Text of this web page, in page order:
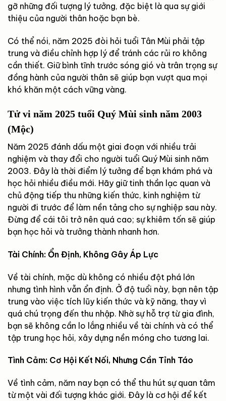
gỡ những đối tượng lý tưởng, đặc biệt là qua sự giới
thiệu của người thân hoặc bạn bè.
Có thể nói, năm 2025 đòi hỏi tuổi Tân Mùi phải tập
trung và điều chỉnh hợp lý để tránh các rủi ro không
cần thiết. Giữ bình tĩnh trước sóng gió và trân trọng sự
đồng hành của người thân sẽ giúp bạn vượt qua mọi
khó khăn một cách vững vàng.
Tử vi năm 2025 tuổi Quý Mùi sinh năm 2003
(Mộc)
Năm 2025 đánh dấu một giai đoạn với nhiều trải
nghiệm và thay đổi cho người tuổi Quý Mùi sinh năm
2003. Đây là thời điểm lý tưởng để bạn khám phá và
học hỏi nhiều điều mới. Hãy giữ tinh thần lạc quan và
chủ động tiếp thu những kiến thức, kinh nghiệm từ
người đi trước để làm nền tảng cho sự nghiệp sau này.
Đừng để cái tôi trở nên quá cao; sự khiêm tốn sẽ giúp
bạn học hỏi và trưởng thành nhanh hơn.
Tài Chính: Ổn Định, Không Gây Áp Lực
Về tài chính, mặc dù không có nhiều đột phá lớn
nhưng tình hình vẫn ổn định. Ở độ tuổi này, bạn nên tập
trung vào việc tích lũy kiến thức và kỹ năng, thay vì
quá chú trọng đến thu nhập. Nhờ sự hỗ trợ từ gia đình,
bạn sẽ không cần lo lắng nhiều về tài chính và có thể
tập trung học hỏi, xây dựng nền móng cho tương lai.
Tình Cảm: Cơ Hội Kết Nối, Nhưng Cần Tỉnh Táo
Về tình cảm, năm nay bạn có thể thu hút sự quan tâm
từ một vài đối tượng khác giới. Đây là cơ hội để kết